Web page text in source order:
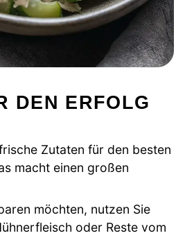
DEN ERFOLG
Zutaten für den besten
macht einen großen
möchten, nutzen Sie
oder Reste vom